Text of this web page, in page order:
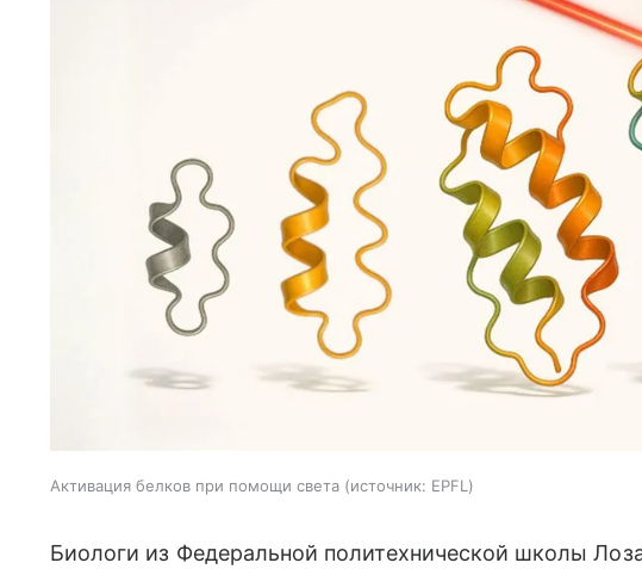
Активация белков при помощи света источник: EPFL
Биологи из Федеральной политехнической школы